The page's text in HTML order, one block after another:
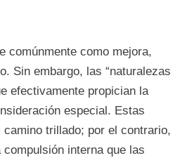
comúnmente como mejora,
Sin embargo, las “naturalezas
efectivamente propician la
especial. Estas
trillado; por el contrario,
interna que las